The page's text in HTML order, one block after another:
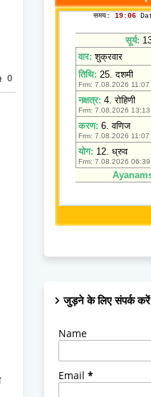
0
जुड़ने के लिए संपर्क करें
Name
Email *